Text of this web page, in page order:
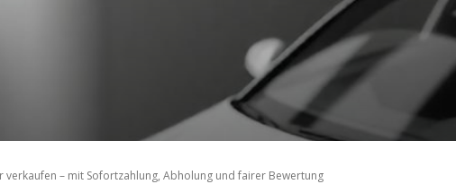
– mit Sofortzahlung, Abholung und fairer Bewertung